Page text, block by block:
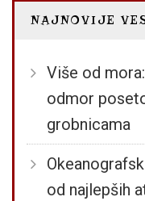
NAJNOVIJE
Više od
odmor
grobnicama
od najlepših